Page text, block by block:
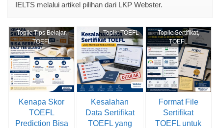
IELTS melalui artikel pilihan dari LKP Webster.
Topik:Tips Belajar,
TOEFL
Kenapa Skor
TOEFL
Prediction Bisa
Topik:TOEFL
Kesalahan
Data Sertifikat
TOEFL yang
Topik:Sertifikat,
TOEFL
Format File
Sertifikat
TOEFL untuk